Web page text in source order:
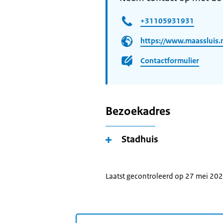
+31105931931
https://
Contactformulier
Bezoekadres
Stadhuis
Laatst gecontroleerd op 27 mei